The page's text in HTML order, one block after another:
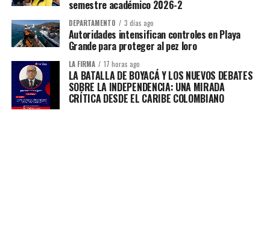
semestre académico 2026-2
DEPARTAMENTO 3 días ago
Autoridades intensifican controles en Playa
Grande para proteger al pez loro
LA FIRMA 17 horas ago
LA BATALLA DE BOYACÁ Y LOS NUEVOS DEBATES
SOBRE LA INDEPENDENCIA: UNA MIRADA
CRÍTICA DESDE EL CARIBE COLOMBIANO